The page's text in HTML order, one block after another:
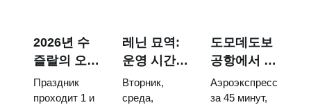
capsules and
120 pieces of
flight...
they hang,
and why
booking the...
dress of
Catherine...
2026년 수
즐랄의 오이
데이: 티켓,
일정 및 모
Праздник
проходит 1 и
레닌 묘역:
운영 시간,
입장 및 크
렘린과 혼동
Вторник,
среда,
도모데도보
공항에서 모
스크바 시내
로: 에어로
Аэроэкспресс
за 45 минут,